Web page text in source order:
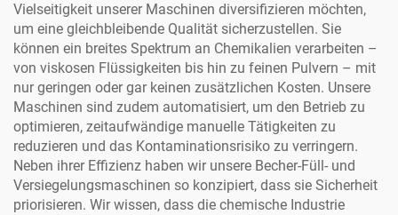
Vielseitigkeit unserer Maschinen diversifizieren möchten,
um eine gleichbleibende Qualität sicherzustellen. Sie
können ein breites Spektrum an Chemikalien verarbeiten –
von viskosen Flüssigkeiten bis hin zu feinen Pulvern – mit
nur geringen oder gar keinen zusätzlichen Kosten. Unsere
Maschinen sind zudem automatisiert, um den Betrieb zu
optimieren, zeitaufwändige manuelle Tätigkeiten zu
reduzieren und das Kontaminationsrisiko zu verringern.
Neben ihrer Effizienz haben wir unsere Becher-Füll- und
Versiegelungsmaschinen so konzipiert, dass sie Sicherheit
priorisieren. Wir wissen, dass die chemische Industrie